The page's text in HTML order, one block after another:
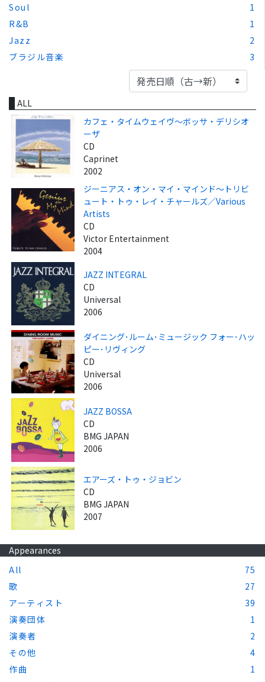
Soul
1
R&B
1
Jazz
2
ブラジル音楽
3
ALL
カフェ・タイムウェイヴ～ボッサ・デリシオ
ーザ
CD
Caprinet
2002
ジーニアス・オン・マイ・マインド～トリビ
ュート・トゥ・レイ・チャールズ／Various
Artists
CD
Victor Entertainment
2004
JAZZ INTEGRAL
CD
Universal
2006
ダイニング･ルーム･ミュージック フォー･ハッ
ピー･リヴィング
CD
Universal
2006
JAZZ BOSSA
CD
BMG JAPAN
2006
エアーズ・トゥ・ジョビン
CD
BMG JAPAN
2007
Appearances
All
75
歌
27
アーティスト
39
演奏団体
1
演奏者
2
その他
4
作曲
1